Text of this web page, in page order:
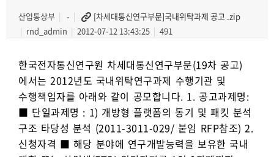
산업통상부 -
[차세대통신연구부문]국내위탁과제 공고 .zip
rnd_admin
2012-07-12 13:43:25 491
한국전자통신연구원 차세대통신연구부문(19차 공고)
에서는 2012년도 국내위탁연구과제 수행기관 및
수행책임자를 아래와 같이 공모합니다. 1. 공고과제명:
■ 단일과제명 : 1) 개방형 플랫폼의 동기 및 패킷 분석
구조 타당성 분석 (2011-3011-029/ 붙임 RFP참조) 2.
신청자격 ■ 해당 분야에 연구개발능력을 보유한 국내